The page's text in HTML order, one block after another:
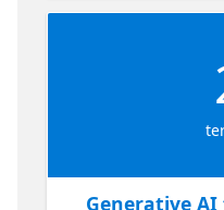
Generative